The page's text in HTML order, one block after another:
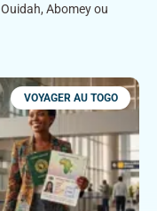
Abomey ou
VOYAGER AU TOGO